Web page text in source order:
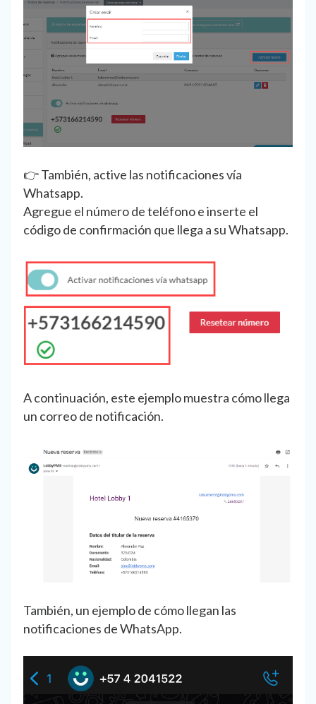
👉 También, active las notificaciones vía
Whatsapp.
Agregue el número de teléfono e inserte el
código de confirmación que llega a su Whatsapp.
A continuación, este ejemplo muestra cómo llega
un correo de notificación.
También, un ejemplo de cómo llegan las
notificaciones de WhatsApp.